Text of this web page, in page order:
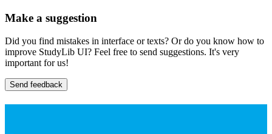
Make a suggestion
Did you find mistakes in interface or texts? Or do you know how to
improve StudyLib UI? Feel free to send suggestions. It's very
important for us!
Send feedback